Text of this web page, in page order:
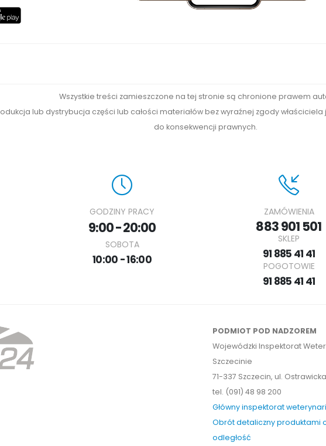
Wszystkie treści zamieszczone na tej stronie są chronione prawem
lub dystrybucja części lub całości materiałów bez wyraźnej zgody
do konsekwencji prawnych.
GODZINY PRACY
9:00 - 20:00
SOBOTA
10:00 - 16:00
ZAMÓWIENIA
883 901 501
SKLEP
91 885 41 41
POGOTOWIE
91 885 41 41
PODMIOT POD NADZOREM
Wojewódzki Inspektorat
Szczecinie
71-337 Szczecin, ul.
tel. (091) 48 98 200
Główny inspektorat
Obrót detaliczny produktami
odległość